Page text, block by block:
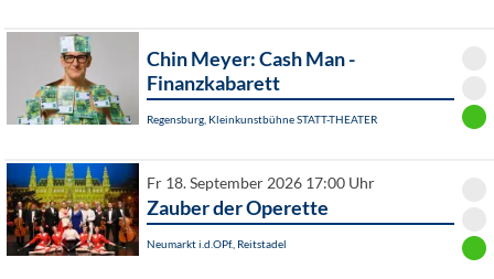
Chin Meyer: Cash Man -
Finanzkabarett
Regensburg, Kleinkunstbühne STATT-THEATER
Fr 18. September 2026 17:00 Uhr
Zauber der Operette
Neumarkt i.d.OPf., Reitstadel